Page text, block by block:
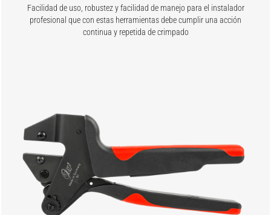
Facilidad de uso, robustez y facilidad de manejo para el instalador
profesional que con estas herramientas debe cumplir una acción
continua y repetida de crimpado